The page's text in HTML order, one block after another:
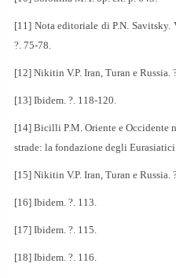
[11] Nota editoriale di P.N. Savitsky.
?. 75-78.
[12] Nikitin V.P. Iran, Turan e Russia.
[13] Ibidem. ?. 118-120.
[14] Bicilli P.M. Oriente e Occidente
strade: la fondazione degli
[15] Nikitin V.P. Iran, Turan e Russia.
[16] Ibidem. ?. 113.
[17] Ibidem. ?. 115.
[18] Ibidem. ?. 116.